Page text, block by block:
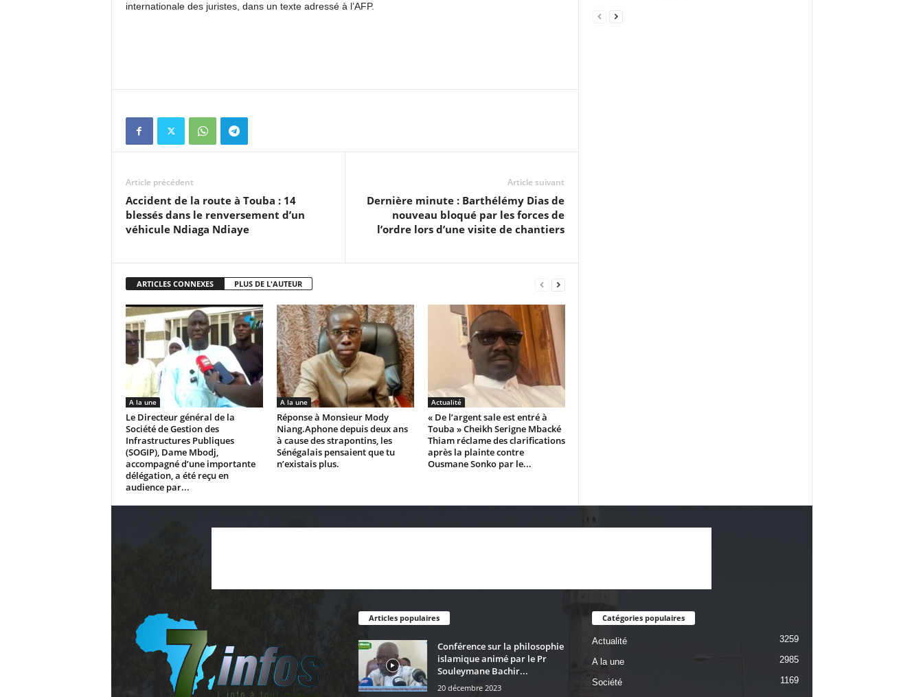
internationale des juristes, dans un texte adressé à l’AFP.
Article précédent
Accident de la route à Touba : 14
blessés dans le renversement d’un
véhicule Ndiaga Ndiaye
Article suivant
Dernière minute : Barthélémy Dias de
nouveau bloqué par les forces de
l’ordre lors d’une visite de chantiers
ARTICLES CONNEXES PLUS DE L'AUTEUR
A la une
Le Directeur général de la
Société de Gestion des
Infrastructures Publiques
(SOGIP), Dame Mbodj,
accompagné d’une importante
délégation, a été reçu en
audience par...
A la une
Réponse à Monsieur Mody
Niang.Aphone depuis deux ans
à cause des strapontins, les
Sénégalais pensaient que tu
n’existais plus.
Actualité
« De l’argent sale est entré à
Touba » Cheikh Serigne Mbacké
Thiam réclame des clarifications
après la plainte contre
Ousmane Sonko par le...
Articles populaires
Conférence sur la philosophie
islamique animé par le Pr
Souleymane Bachir...
20 décembre 2023
Catégories populaires
Actualité 3259
A la une 2985
Société
1169